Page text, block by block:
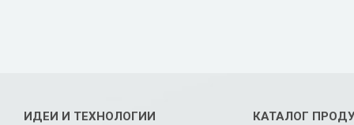
ИДЕИ И ТЕХНОЛОГИИ КАТАЛОГ